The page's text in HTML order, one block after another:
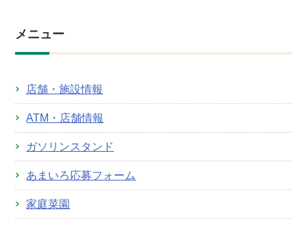
メニュー
店舗・施設情報
ATM・店舗情報
ガソリンスタンド
あまいろ応募フォーム
家庭菜園